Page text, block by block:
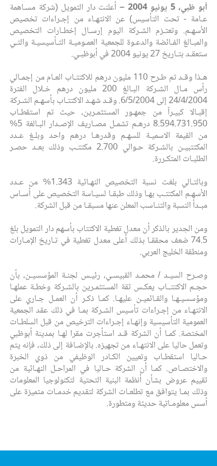
أبو ظبي، 5 يونيو 2004 –
أعلنت دار التمويل (شركة مسـاهمة
عـامة - تحت التأسيس) عن الانتهـاء من إجـراءات تخصيص
الأسهـم. وتعتـزم الشـركة اليوم إرسـال إخطـارات التخصيص
والمبـالغ الفـائضة والدعـوة للجمعية العمـوميـة التـأسيسيـة والتـي
ستعقـد بتـاريخ 27 يونيو 2004 في أبوظبـي.
هـذا وقـد تم طـرح 110 مليون درهم للاكتتـاب العـام من إجمـالي
رأس مـال الشـركة البـالغ 200 مليون درهم خـلال الفترة
24/4/2004 إلى 6/5/2004. وقـد شهـد الاكتتـاب بأسهـم الشـركة
إقبـالا كبيـراً من جمهـور المستثمـرين، حيث تم استقطـاب
8.594.731.950 درهـم تشمـل مصـاريف الإصـدار البـالغة 5%
من القيمة الاسميـة للسهـم وقدرهـا درهم واحد وبلـغ عـدد
المكتتبيـن بالشـركة حـوالي 2.700 مكتتـب وذلك بعـد حصـر
الطلبـات المتكـررة.
وبالتـالي بلغت نسبة التخصيص النهـائية 1.343% من عـدد
الأسهـم المكتتـب بهـا وذلك طبقـا لسيـاسة التخصيص على أسـاس
مبـدأ النسبة والتنـاسب المعلن عنها مسبقـا من قبل الشركة.
ومن الجدير بالذكر أن معدل تغطية الاكتتاب بأسهم دار التمويل بلغ
74.5 ضعف محققـا بذلك أعلى معدل تغطية في تـاريخ الإمـارات
ومنطقة الخليج العربي.
وصـرح السيـد / محمـد القبيسـي، رئيـس لجنـة المؤسسيـن، بأن
حجـم الاكتتــاب يعكـس ثقة المستثمـرين بالشـركة وخطـة عملهـا
ومؤسسيـهـا والقـائميـن عليهـا. كمـا ذكـر أن العمـل جـاري على
الانتهـاء من إجـراءات تأسيس الشـركة بمـا في ذلك عقد الجمعية
العمومية التأسيسية وإنهـاء إجـراءات الترخيص من قبل السلطـات
المختصة. كمـا أن الشركة قـد استأجرت مقرا لهـا بمدينة أبوظبي
وتعمل حاليا على الانتهـاء من تجهيزه. بالإضـافة إلى ذلك، فإنه يتم
حـاليا استقطـاب وتعيين الكـادر الوظيفي من ذوي الخبرة
والاختصـاص. كمـا أن الشركة حـاليا في المراحـل النهـائية من
تقييم عروض بشأن أنظمة البنية التحتية لتكنولوجيا المعلومات
وذلك بمـا يتوافق مع تطلعـات الشركة لتقديم خدمـات متميزة على
أسس معلومـاتية حديثة ومتطورة.